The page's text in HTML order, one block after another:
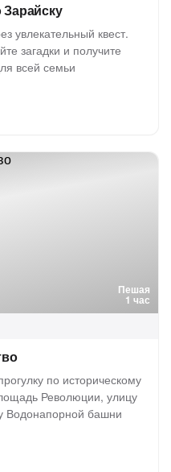
увлекательный квест.
загадки и получите
всей семьи
Пешая
1 час
по историческому
Революции, улицу
Водонапорной башни